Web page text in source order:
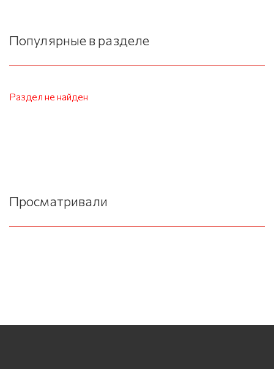
Популярные в разделе
Раздел не найден
Просматривали